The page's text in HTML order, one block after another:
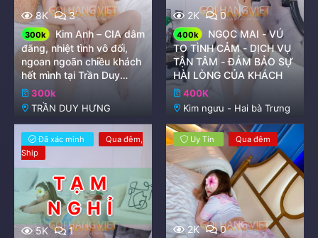
8K 3
300k
Kim Anh – CIA dâm
đãng, nhiệt tình vô đối,
ngoan ngoãn chiều khách
hết mình tại Trần Duy
Hưng
300k
TRẦN DUY HƯNG
2K 0
400k
NGỌC MAI - VÚ
TO TÌNH CẢM - DỊCH VỤ
TẬN TÂM - ĐẢM BẢO SỰ
HÀI LÒNG CỦA KHÁCH
400K
Kim ngưu - Hai bà Trưng
Đã xác minh
Qua đêm
Ship
5K 1
Uy Tín Qua đêm
2K 0